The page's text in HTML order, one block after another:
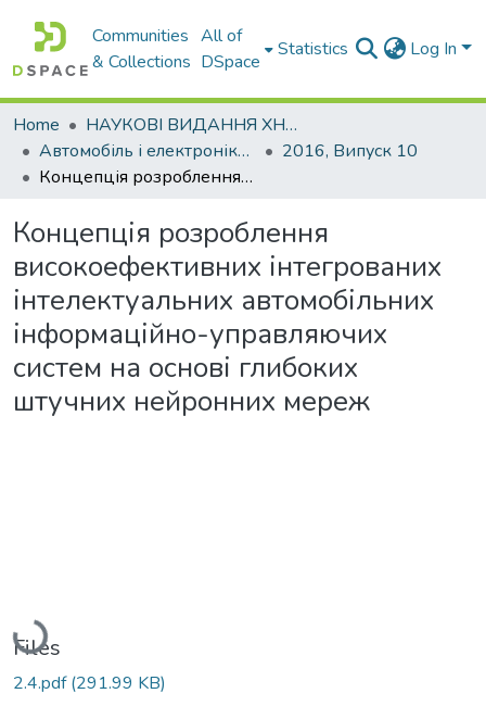
Communities
& Collections
All of
DSpace
Statistics Log In
Home
НАУКОВІ ВИДАННЯ ХНАДУ
Автомобіль і електроніка. Сучасні технології
2016, Випуск 10
Концепція розроблення високоефективних інтегрованих інтелектуальних автомобільних інформаційно-управляючих систем на основі глибоких штучних нейронних мереж
Концепція розроблення
високоефективних інтегрованих
інтелектуальних автомобільних
інформаційно-управляючих
систем на основі глибоких
штучних нейронних мереж
Loading...
Files
2.4.pdf(291.99 KB)